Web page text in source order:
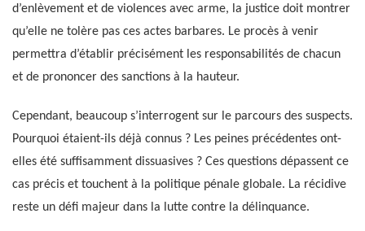
d’enlèvement et de violences avec arme, la justice doit montrer
qu’elle ne tolère pas ces actes barbares. Le procès à venir
permettra d’établir précisément les responsabilités de chacun
et de prononcer des sanctions à la hauteur.
Cependant, beaucoup s’interrogent sur le parcours des suspects.
Pourquoi étaient-ils déjà connus ? Les peines précédentes ont-
elles été suffisamment dissuasives ? Ces questions dépassent ce
cas précis et touchent à la politique pénale globale. La récidive
reste un défi majeur dans la lutte contre la délinquance.